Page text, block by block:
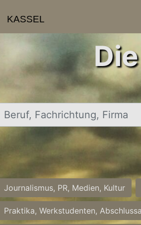
KASSEL
Beruf, Fachrichtung, Firma
Journalismus, PR, Medien, Kultur
Praktika, Werkstudenten,